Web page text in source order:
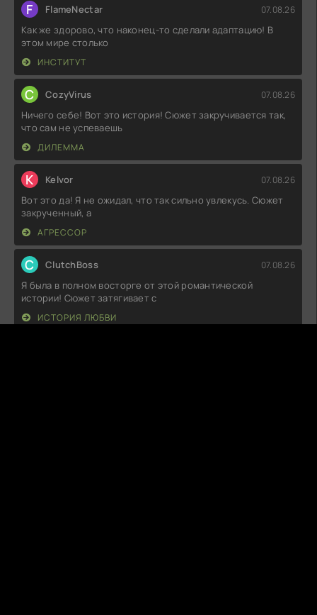
F FlameNectar 07.08.26
Как же здорово, что наконец-то сделали адаптацию! В
этом мире столько
ИНСТИТУТ
C CozyVirus 07.08.26
Ничего себе! Вот это история! Сюжет закручивается так,
что сам не успеваешь
ДИЛЕММА
K Kelvor 07.08.26
Вот это да! Я не ожидал, что так сильно увлекусь. Сюжет
закрученный, а
АГРЕССОР
C ClutchBoss 07.08.26
Я была в полном восторге от этой романтической
истории! Сюжет затягивает с
ИСТОРИЯ ЛЮБВИ